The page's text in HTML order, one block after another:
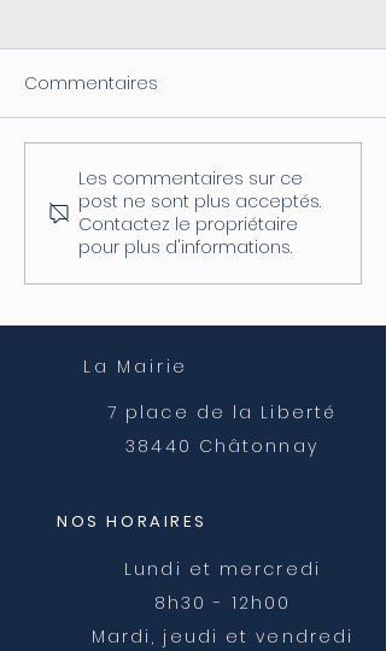
Coupure d'électricité le
04/08
Commentaires
Les commentaires sur ce
post ne sont plus acceptés.
Contactez le propriétaire
pour plus d'informations.
La Mairie
7 place de la Liberté
38440 Châtonnay
NOS HORAIRES
Lundi et mercredi
8h30 - 12h00
Mardi, jeudi et vendredi